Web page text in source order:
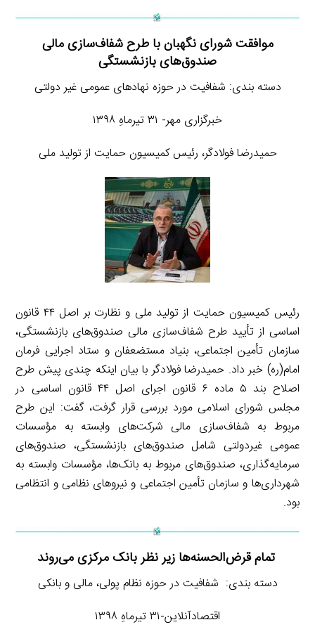
موافقت شورای نگهبان با طرح شفاف‌سازی مالی
صندوق‌های بازنشستگی
دسته بندی: شفافیت در حوزه نهادهای عمومی غیر دولتی
خبرگزاری مهر- ۳۱ تیرماهِ ۱۳۹۸
حمیدرضا فولادگر، رئیس کمیسیون حمایت از تولید ملی
رئیس کمیسیون حمایت از تولید ملی و نظارت بر اصل ۴۴ قانون
اساسی از تأیید طرح شفاف‌سازی مالی صندوق‌های بازنشستگی،
سازمان تأمین اجتماعی، بنیاد مستضعفان و ستاد اجرایی فرمان
امام(ره) خبر داد. حمیدرضا فولادگر با بیان اینکه چندی پیش طرح
اصلاح بند ۵ ماده ۶ قانون اجرای اصل ۴۴ قانون اساسی در
مجلس شورای اسلامی مورد بررسی قرار گرفت، گفت: این طرح
مربوط به شفاف‌سازی مالی شرکت‌های وابسته به مؤسسات
عمومی غیردولتی شامل صندوق‌های بازنشستگی، صندوق‌های
سرمایه‌گذاری، صندوق‌های مربوط به بانک‌ها، مؤسسات وابسته به
شهرداری‌ها و سازمان تأمین اجتماعی و نیروهای نظامی و انتظامی
بود.
تمام قرض‌الحسنه‌ها زیر نظر بانک مرکزی می‌روند
دسته بندی: شفافیت در حوزه نظام پولی، مالی و بانکی
اقتصادآنلاین-۳۱ تیرماهِ ۱۳۹۸